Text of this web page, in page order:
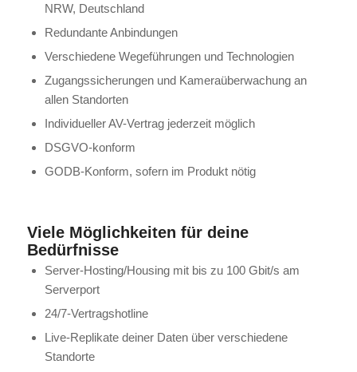
NRW, Deutschland
Redundante Anbindungen
Verschiedene Wegeführungen und Technologien
Zugangssicherungen und Kameraüberwachung an
allen Standorten
Individueller AV-Vertrag jederzeit möglich
DSGVO-konform
GODB-Konform, sofern im Produkt nötig
Viele Möglichkeiten für deine
Bedürfnisse
Server-Hosting/Housing mit bis zu 100 Gbit/s am
Serverport
24/7-Vertragshotline
Live-Replikate deiner Daten über verschiedene
Standorte